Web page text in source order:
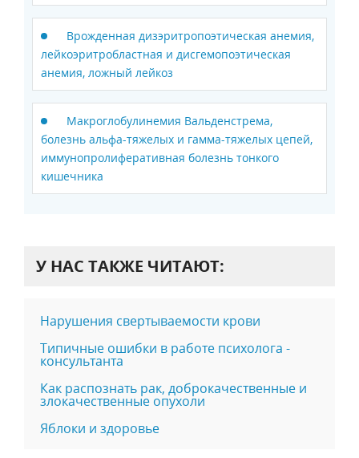
Врожденная дизэритропоэтическая анемия,
лейкоэритробластная и дисгемопоэтическая
анемия, ложный лейкоз
Макроглобулинемия Вальденстрема,
болезнь альфа-тяжелых и гамма-тяжелых цепей,
иммунопролиферативная болезнь тонкого
кишечника
У НАС ТАКЖЕ ЧИТАЮТ:
Нарушения свертываемости крови
Типичные ошибки в работе психолога -
консультанта
Как распознать рак, доброкачественные и
злокачественные опухоли
Яблоки и здоровье